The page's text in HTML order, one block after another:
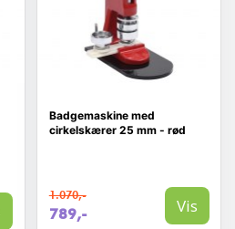
Badgemaskine med
cirkelskærer 25 mm - rød
1.070,-
789,- Vis